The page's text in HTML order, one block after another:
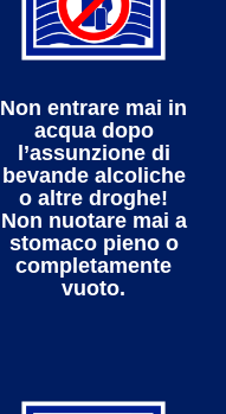
Non entrare mai in
acqua dopo
l’assunzione di
bevande alcoliche
o altre droghe!
Non nuotare mai a
stomaco pieno o
completamente
vuoto.